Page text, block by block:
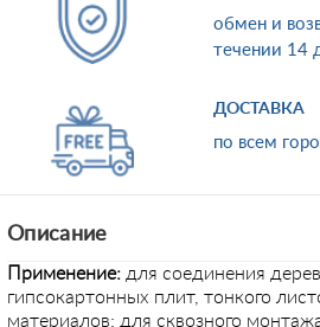
обмен и
течении 14
ДОСТАВКА
по всем
Описание
Применение: для соединения
гипсокартонных плит, тонкого
материалов; для сквозного